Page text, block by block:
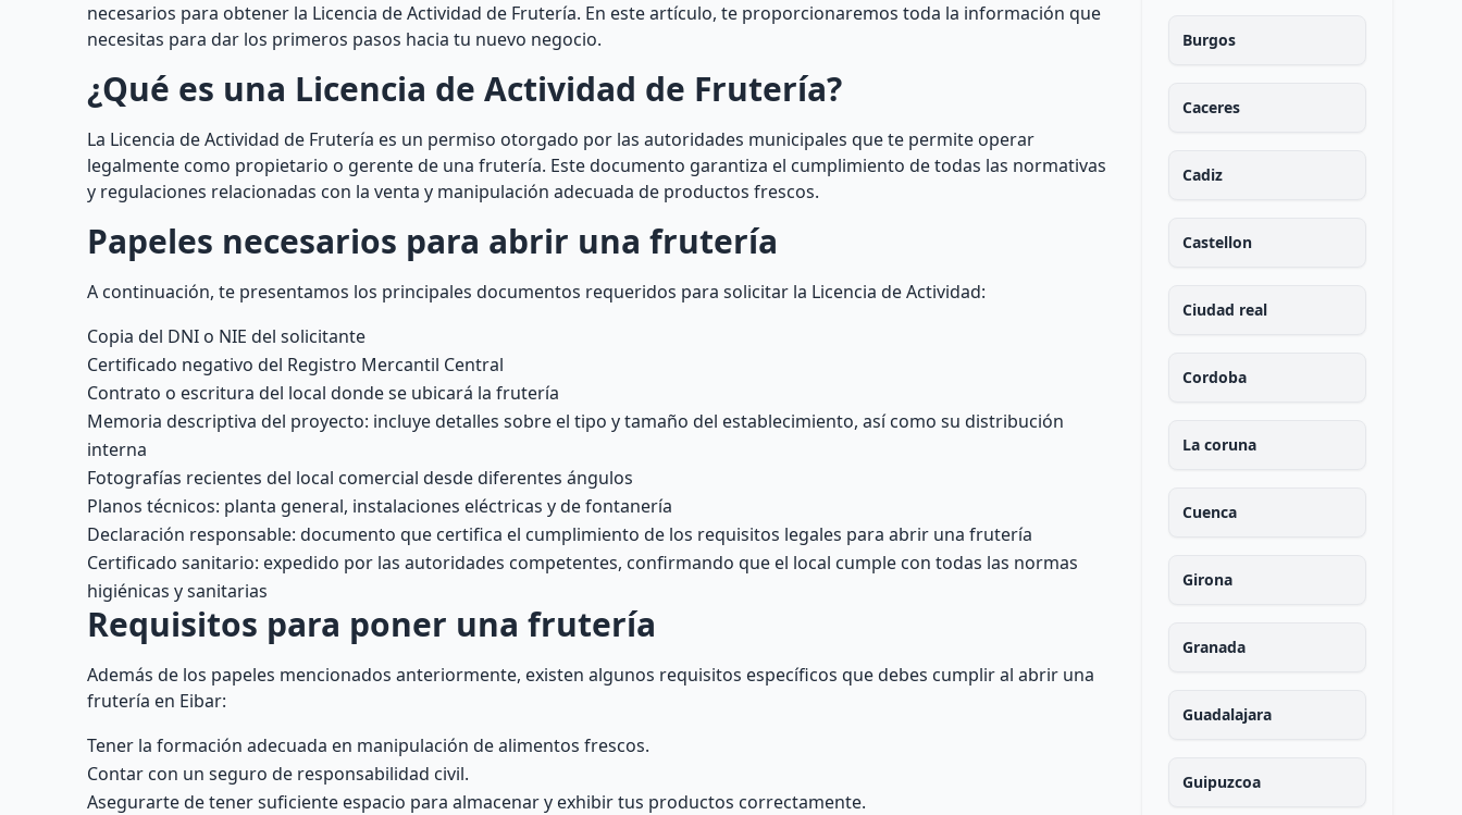
necesarios para obtener la Licencia de Actividad de Frutería. En este artículo, te proporcionaremos toda la información que
necesitas para dar los primeros pasos hacia tu nuevo negocio.
¿Qué es una Licencia de Actividad de Frutería?
La Licencia de Actividad de Frutería es un permiso otorgado por las autoridades municipales que te permite operar
legalmente como propietario o gerente de una frutería. Este documento garantiza el cumplimiento de todas las normativas
y regulaciones relacionadas con la venta y manipulación adecuada de productos frescos.
Papeles necesarios para abrir una frutería
A continuación, te presentamos los principales documentos requeridos para solicitar la Licencia de Actividad:
Copia del DNI o NIE del solicitante
Certificado negativo del Registro Mercantil Central
Contrato o escritura del local donde se ubicará la frutería
Memoria descriptiva del proyecto: incluye detalles sobre el tipo y tamaño del establecimiento, así como su distribución
interna
Fotografías recientes del local comercial desde diferentes ángulos
Planos técnicos: planta general, instalaciones eléctricas y de fontanería
Declaración responsable: documento que certifica el cumplimiento de los requisitos legales para abrir una frutería
Certificado sanitario: expedido por las autoridades competentes, confirmando que el local cumple con todas las normas
higiénicas y sanitarias
Requisitos para poner una frutería
Además de los papeles mencionados anteriormente, existen algunos requisitos específicos que debes cumplir al abrir una
frutería en Eibar:
Tener la formación adecuada en manipulación de alimentos frescos.
Contar con un seguro de responsabilidad civil.
Asegurarte de tener suficiente espacio para almacenar y exhibir tus productos correctamente.
Burgos
Caceres
Cadiz
Castellon
Ciudad real
Cordoba
La coruna
Cuenca
Girona
Granada
Guadalajara
Guipuzcoa